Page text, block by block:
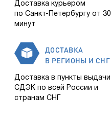
Доставка курьером
по Санкт-Петербургу от 30
минут
ДОСТАВКА
В РЕГИОНЫ И СНГ
Доставка в пункты выдачи
СДЭК по всей России и
странам СНГ